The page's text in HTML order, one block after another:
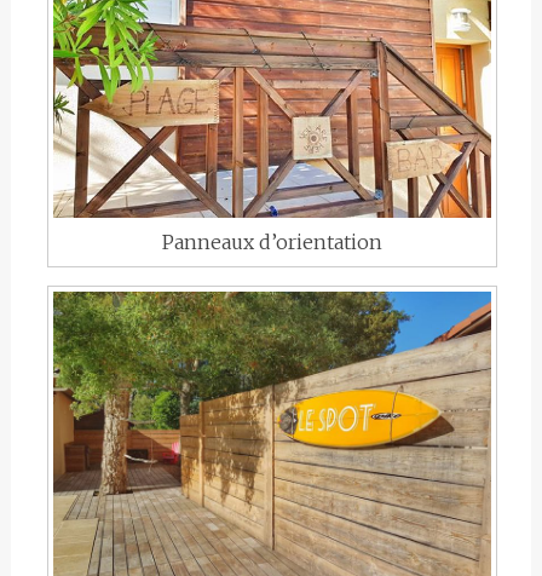
Panneaux d’orientation